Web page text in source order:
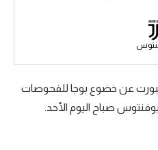
عن خضوع بوجا للفحوصات
صباح اليوم الأحد.